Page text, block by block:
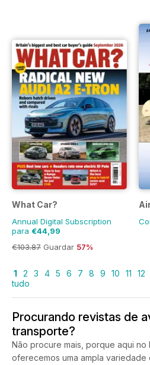
What Car?
Annual Digital Subscription
para €44,99
€103.87 Guardar 57%
1 2 3 4 5 6 7 8 9 10 11 12
tudo
Procurando revistas de
transporte?
Não procure mais, porque aqui no
oferecemos uma ampla variedade